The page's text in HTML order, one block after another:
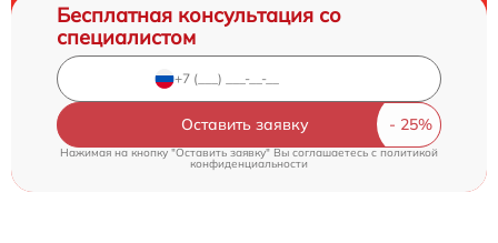
Бесплатная консультация со
специалистом
Оставить заявку
Нажимая на кнопку "Оставить заявку" Вы соглашаетесь cполитикой
конфиденциальности